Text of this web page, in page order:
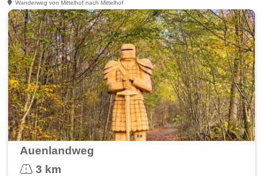
Wanderweg von Mittelhof nach Mittelhof
Auenlandweg
3 km